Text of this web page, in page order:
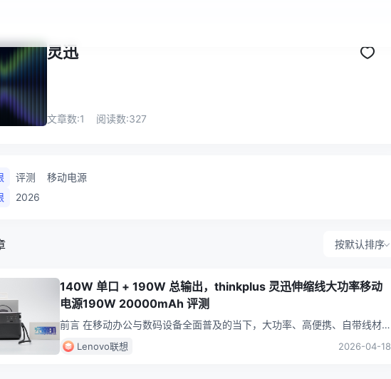
灵迅
文章数:1 阅读数:327
评测
移动电源
2026
按默认排序
140W 单口 + 190W 总输出，thinkplus 灵迅伸缩线大功率移动
电源190W 20000mAh 评测
前言 在移动办公与数码设备全面普及的当下，大功率、高便携、自带线材
的充电宝已成为商务人士、数码爱好者的刚需装备，thinkplus推出
Lenovo联想 2026-04-18